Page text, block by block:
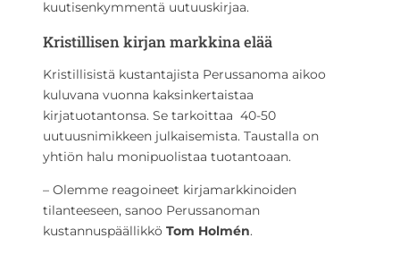
kuutisenkymmentä uutuuskirjaa.
Kristillisen kirjan markkina elää
Kristillisistä kustantajista Perussanoma aikoo
kuluvana vuonna kaksinkertaistaa
kirjatuotantonsa. Se tarkoittaa 40-50
uutuusnimikkeen julkaisemista. Taustalla on
yhtiön halu monipuolistaa tuotantoaan.
– Olemme reagoineet kirjamarkkinoiden
tilanteeseen, sanoo Perussanoman
kustannuspäällikkö Tom Holmén.